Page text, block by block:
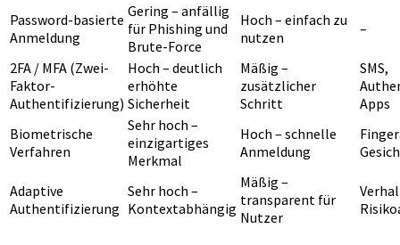
Password-basierte
Anmeldung
Gering – anfällig
für Phishing und
Brute-Force
Hoch – einfach zu
nutzen
–
2FA / MFA (Zwei-
Faktor-
Authentifizierung)
Hoch – deutlich
erhöhte
Sicherheit
Mäßig –
zusätzlicher
Schritt
SMS,
Apps
Biometrische
Verfahren
Sehr hoch –
einzigartiges
Merkmal
Hoch – schnelle
Anmeldung
Adaptive
Authentifizierung
Sehr hoch –
Kontextabhängig
Mäßig –
transparent für
Nutzer